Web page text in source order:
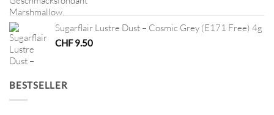
Sugarflair Lustre Dust – Cosmic Grey (E171 Free) 4g
CHF9.50
BESTSELLER